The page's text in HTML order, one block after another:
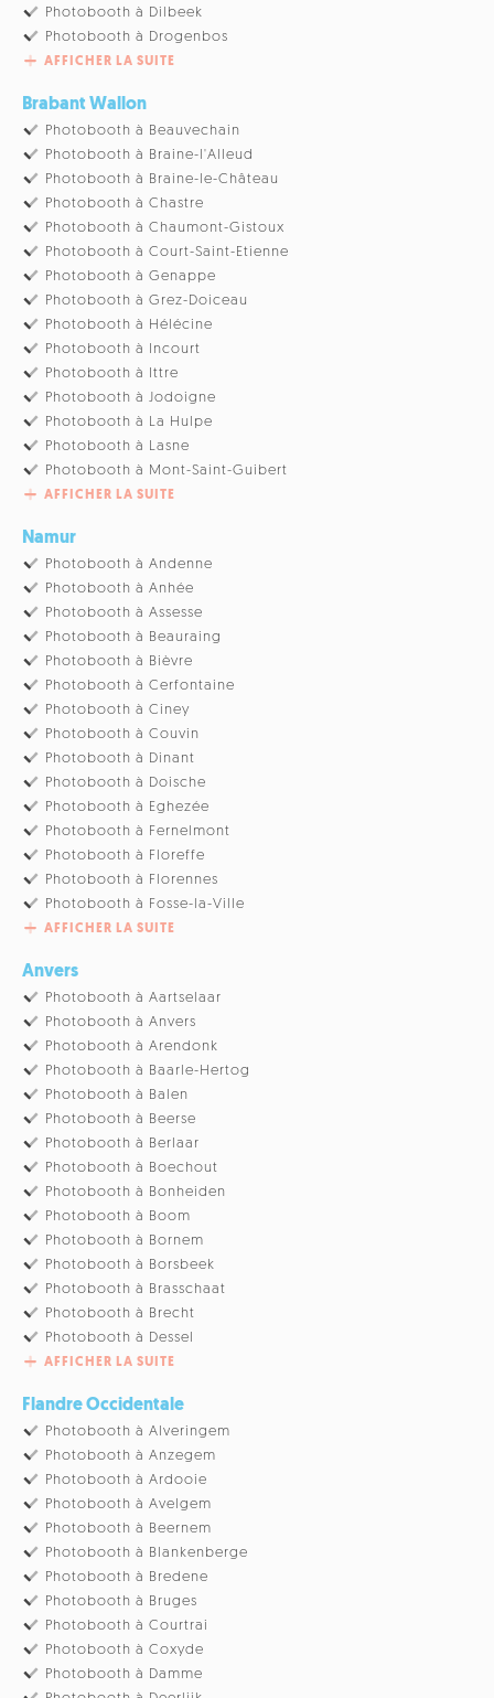
Photobooth à Dilbeek
Photobooth à Drogenbos
AFFICHER LA SUITE
Brabant Wallon
Photobooth à Beauvechain
Photobooth à Braine-l'Alleud
Photobooth à Braine-le-Château
Photobooth à Chastre
Photobooth à Chaumont-Gistoux
Photobooth à Court-Saint-Etienne
Photobooth à Genappe
Photobooth à Grez-Doiceau
Photobooth à Hélécine
Photobooth à Incourt
Photobooth à Ittre
Photobooth à Jodoigne
Photobooth à La Hulpe
Photobooth à Lasne
Photobooth à Mont-Saint-Guibert
AFFICHER LA SUITE
Namur
Photobooth à Andenne
Photobooth à Anhée
Photobooth à Assesse
Photobooth à Beauraing
Photobooth à Bièvre
Photobooth à Cerfontaine
Photobooth à Ciney
Photobooth à Couvin
Photobooth à Dinant
Photobooth à Doische
Photobooth à Eghezée
Photobooth à Fernelmont
Photobooth à Floreffe
Photobooth à Florennes
Photobooth à Fosse-la-Ville
AFFICHER LA SUITE
Anvers
Photobooth à Aartselaar
Photobooth à Anvers
Photobooth à Arendonk
Photobooth à Baarle-Hertog
Photobooth à Balen
Photobooth à Beerse
Photobooth à Berlaar
Photobooth à Boechout
Photobooth à Bonheiden
Photobooth à Boom
Photobooth à Bornem
Photobooth à Borsbeek
Photobooth à Brasschaat
Photobooth à Brecht
Photobooth à Dessel
AFFICHER LA SUITE
Flandre Occidentale
Photobooth à Alveringem
Photobooth à Anzegem
Photobooth à Ardooie
Photobooth à Avelgem
Photobooth à Beernem
Photobooth à Blankenberge
Photobooth à Bredene
Photobooth à Bruges
Photobooth à Courtrai
Photobooth à Coxyde
Photobooth à Damme